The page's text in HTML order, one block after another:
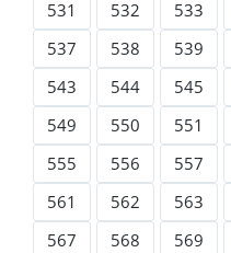
531 532 533
537
538 539
543
544 545
549
550 551
555
556 557
561
562 563
567
568 569